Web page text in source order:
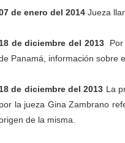
de enero del 2014 Jueza
18 de diciembre del 2013Por
Panamá, información sobre el
18 de diciembre del 2013 La
por la jueza Gina Zambrano
de la misma.